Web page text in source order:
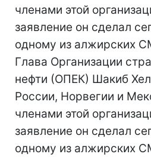
членами этой
заявление он сделал
одному из алжирских
Глава Организации
нефти (ОПЕК) Шакиб
России, Норвегии и
членами этой
заявление он сделал
одному из алжирских